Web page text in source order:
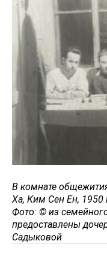
В комнате
Ха, Ким Сен Ен, 1950
Фото: © из
предоставлены
Садыковой